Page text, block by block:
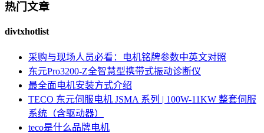
热门文章
divtxhotlist
采购与现场人员必看：电机铭牌参数中英文对照
东元Pro3200-Z全智慧型携带式振动诊断仪
最全面电机安装方式介绍
TECO 东元伺服电机 JSMA 系列 | 100W-11KW 整套伺服
系统（含驱动器）
teco是什么品牌电机